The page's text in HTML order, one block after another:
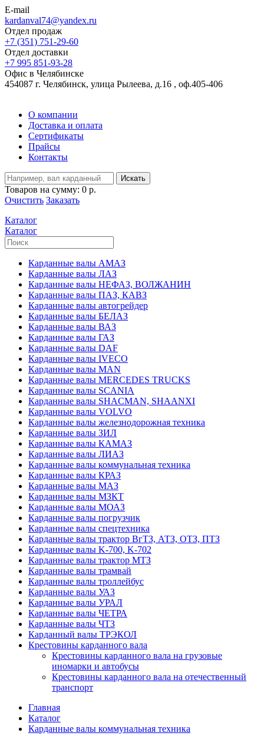
E-mail
kardanval74@yandex.ru
Отдел продаж
+7 (351) 751-29-60
Отдел доставки
+7 995 851-93-28
Офис в Челябинске
454087 г. Челябинск, улица Рылеева, д.16 , оф.405-406
О компании
Доставка и оплата
Сертификаты
Прайсы
Контакты
Искать
Товаров на сумму: 0 р.
Очистить Заказать
Каталог
Каталог
Карданные валы АМАЗ
Карданные валы ЛАЗ
Карданные валы НЕФАЗ, ВОЛЖАНИН
Карданные валы ПАЗ, КАВЗ
Карданные валы автогрейдер
Карданные валы БЕЛАЗ
Карданные валы ВАЗ
Карданные валы ГАЗ
Карданные валы DAF
Карданные валы IVECO
Карданные валы MAN
Карданные валы MERCEDES TRUCKS
Карданные валы SCANIA
Карданные валы SHACMAN, SHAANXI
Карданные валы VOLVO
Карданные валы железнодорожная техника
Карданные валы ЗИЛ
Карданные валы КАМАЗ
Карданные валы ЛИАЗ
Карданные валы коммунальная техника
Карданные валы КРАЗ
Карданные валы МАЗ
Карданные валы МЗКТ
Карданные валы МОАЗ
Карданные валы погрузчик
Карданные валы спецтехника
Карданные валы трактор ВгТЗ, АТЗ, ОТЗ, ПТЗ
Карданные валы K-700, K-702
Карданные валы трактор МТЗ
Карданные валы трамвай
Карданные валы троллейбус
Карданные валы УАЗ
Карданные валы УРАЛ
Карданные валы ЧЕТРА
Карданные валы ЧТЗ
Карданный валы ТРЭКОЛ
Крестовины карданного вала
Крестовины карданного вала на грузовые
иномарки и автобусы
Крестовины карданного вала на отечественный
транспорт
Главная
Каталог
Карданные валы коммунальная техника